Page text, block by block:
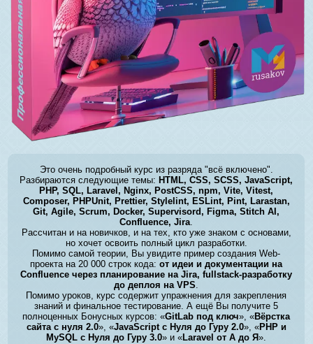
Это очень подробный курс из разряда "всё включено".
Разбираются следующие темы: HTML, CSS, SCSS, JavaScript,
PHP, SQL, Laravel, Nginx, PostCSS, npm, Vite, Vitest,
Composer, PHPUnit, Prettier, Stylelint, ESLint, Pint, Larastan,
Git, Agile, Scrum, Docker, Supervisord, Figma, Stitch AI,
Confluence, Jira.
Рассчитан и на новичков, и на тех, кто уже знаком с основами,
но хочет освоить полный цикл разработки.
Помимо самой теории, Вы увидите пример создания Web-
проекта на 20 000 строк кода:от идеи и документации на
Confluence через планирование на Jira, fullstack-разработку
до деплоя на VPS.
Помимо уроков, курс содержит упражнения для закрепления
знаний и финальное тестирование. А ещё Вы получите 5
полноценных Бонусных курсов: «GitLab под ключ», «Вёрстка
сайта с нуля 2.0», «JavaScript с Нуля до Гуру 2.0», «PHP и
MySQL с Нуля до Гуру 3.0» и «Laravel от А до Я».